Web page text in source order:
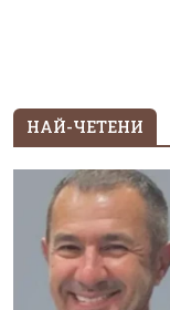
НАЙ-ЧЕТЕНИ